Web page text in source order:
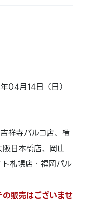
月14日（日）
祥寺パルコ店、横
日本橋店、岡山
札幌店・福岡パル
販売はございませ